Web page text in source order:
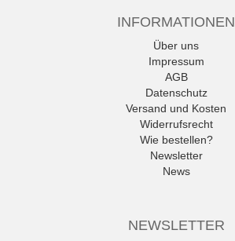
INFORMATIONEN
Über uns
Impressum
AGB
Datenschutz
Versand und Kosten
Widerrufsrecht
Wie bestellen?
Newsletter
News
NEWSLETTER